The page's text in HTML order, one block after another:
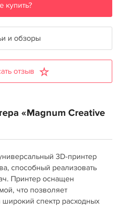
купить?
и обзоры
отзыв
«Magnum Creative
3D-принтер
способный реализовать
Принтер оснащен
что позволяет
широкий спектр расходных